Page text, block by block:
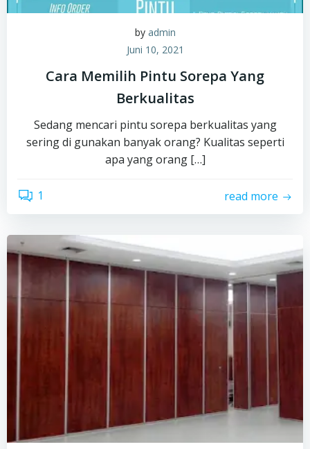
by admin
Juni 10, 2021
Cara Memilih Pintu Sorepa Yang
Berkualitas
Sedang mencari pintu sorepa berkualitas yang
sering di gunakan banyak orang? Kualitas seperti
apa yang orang […]
1 read more